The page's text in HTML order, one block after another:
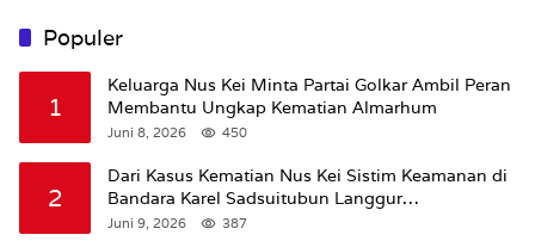
Populer
1
Keluarga Nus Kei Minta Partai Golkar Ambil Peran
Membantu Ungkap Kematian Almarhum
Juni 8, 2026 450
2
Dari Kasus Kematian Nus Kei Sistim Keamanan di
Bandara Karel Sadsuitubun Langgur
Dipertanyakan
Juni 9, 2026 387